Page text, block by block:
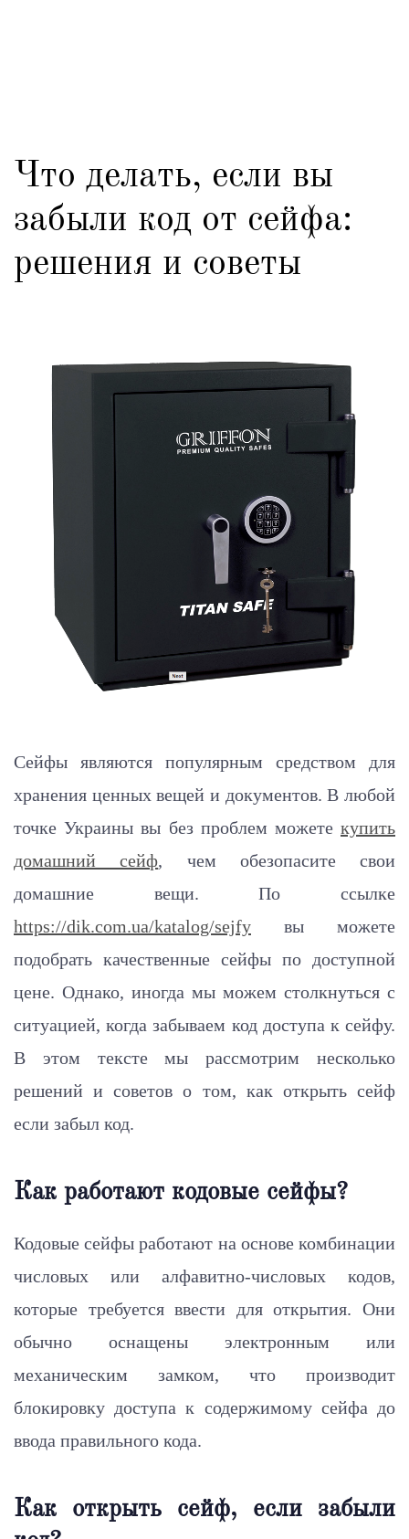
Что делать, если вы
забыли код от сейфа:
решения и советы
Сейфы являются популярным средством для
хранения ценных вещей и документов. В любой
точке Украины вы без проблем можете купить
домашний сейф, чем обезопасите свои
домашние вещи. По ссылке
https://dik.com.ua/katalog/sejfy вы можете
подобрать качественные сейфы по доступной
цене. Однако, иногда мы можем столкнуться с
ситуацией, когда забываем код доступа к сейфу.
В этом тексте мы рассмотрим несколько
решений и советов о том, как открыть сейф
если забыл код.
Как работают кодовые сейфы?
Кодовые сейфы работают на основе комбинации
числовых или алфавитно-числовых кодов,
которые требуется ввести для открытия. Они
обычно оснащены электронным или
механическим замком, что производит
блокировку доступа к содержимому сейфа до
ввода правильного кода.
Как открыть сейф, если забыли